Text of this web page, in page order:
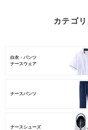
カテゴ
白衣・パンツ
ナースウェア
ナースパンツ
ナースシューズ